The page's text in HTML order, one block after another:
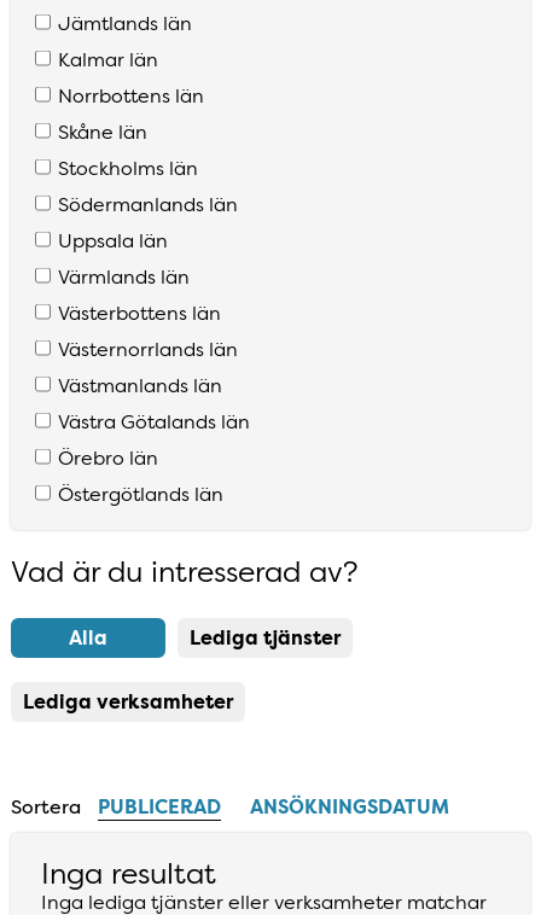
Resultatlista uppdaterad
Vad är du intresserad av?
Alla Lediga tjänster
Lediga verksamheter
Sortera PUBLICERAD ANSÖKNINGSDATUM
Inga resultat
Inga lediga tjänster eller verksamheter matchar
Jämtlands län
Kalmar län
Norrbottens län
Skåne län
Stockholms län
Södermanlands län
Uppsala län
Värmlands län
Västerbottens län
Västernorrlands län
Västmanlands län
Västra Götalands län
Örebro län
Östergötlands län